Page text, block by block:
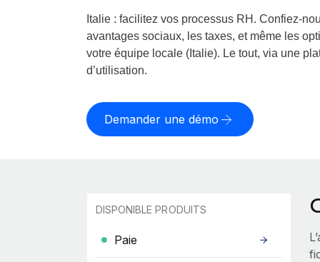
Italie : facilitez vos processus RH. Confiez-
avantages sociaux, les taxes, et même les
votre équipe locale (Italie). Le tout, via une
d’utilisation.
Demander une démo
DISPONIBLE PRODUITS
Paie